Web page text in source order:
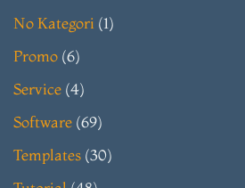
No Kategori (1)
Promo (6)
Service (4)
Software (69)
Templates (30)